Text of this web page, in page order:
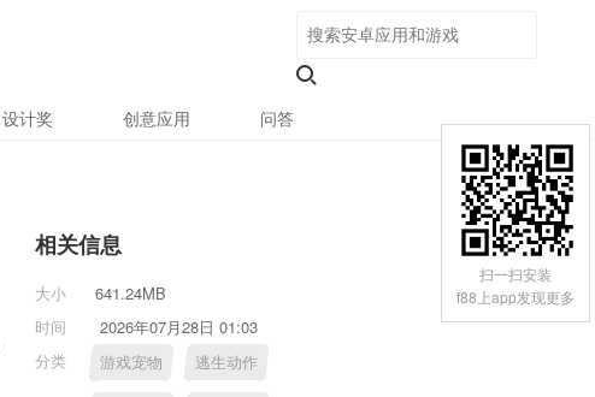
设计奖 创意应用 问答
相关信息
大小
641.24MB
时间
2026年07月28日 01:03
分类
游戏宠物 逃生动作
扫一扫安装
f88上app发现更多